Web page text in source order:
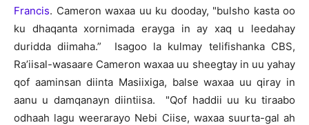
Francis. Cameron waxaa uu ku dooday, "bulsho kasta oo
ku dhaqanta xornimada erayga in ay xaq u leedahay
duridda diimaha.” Isagoo la kulmay telifishanka CBS,
Ra’iisal-wasaare Cameron waxaa uu sheegtay in uu yahay
qof aaminsan diinta Masiixiga, balse waxaa uu qiray in
aanu u damqanayn diintiisa. "Qof haddii uu ku tiraabo
odhaah lagu weerarayo Nebi Ciise, waxaa suurta-gal ah